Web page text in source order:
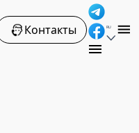
Контакты RU